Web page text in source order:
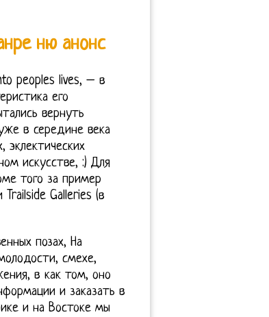
ню анонс
peoples lives, – в
его
вернуть
в середине века
эклектических
искусстве, :) Для
того за пример
Galleries (в
позах, На
смехе,
в как том, оно
и заказать в
и на Востоке мы